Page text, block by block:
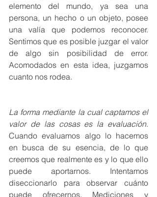
elemento del mundo, ya sea una
persona, un hecho o un objeto, posee
una valía que podemos reconocer.
Sentimos que es posible juzgar el valor
de algo sin posibilidad de error.
Acomodados en esta idea, juzgamos
cuanto nos rodea.
La forma mediante la cual captamos el
valor de las cosas es la evaluación.
Cuando evaluamos algo lo hacemos
en busca de su esencia, de lo que
creemos que realmente es y lo que ello
puede aportarnos. Intentamos
diseccionarlo para observar cuánto
puede ofrecernos. Mediciones y